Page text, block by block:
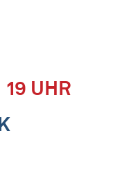
19 UHR